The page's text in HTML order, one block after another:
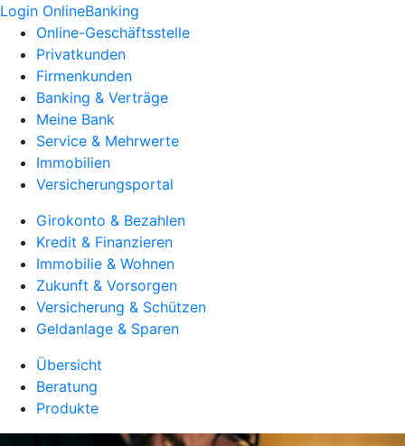
Login OnlineBanking
Online-Geschäftsstelle
Privatkunden
Firmenkunden
Banking & Verträge
Meine Bank
Service & Mehrwerte
Immobilien
Versicherungsportal
Girokonto & Bezahlen
Kredit & Finanzieren
Immobilie & Wohnen
Zukunft & Vorsorgen
Versicherung & Schützen
Geldanlage & Sparen
Übersicht
Beratung
Produkte